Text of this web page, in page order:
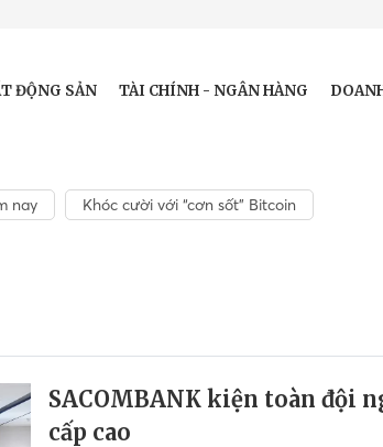
ĐỘNG SẢN TÀI CHÍNH - NGÂN HÀNG
nay Khóc cười với “cơn sốt” Bitcoin
SACOMBANK kiện toàn đội
cấp cao